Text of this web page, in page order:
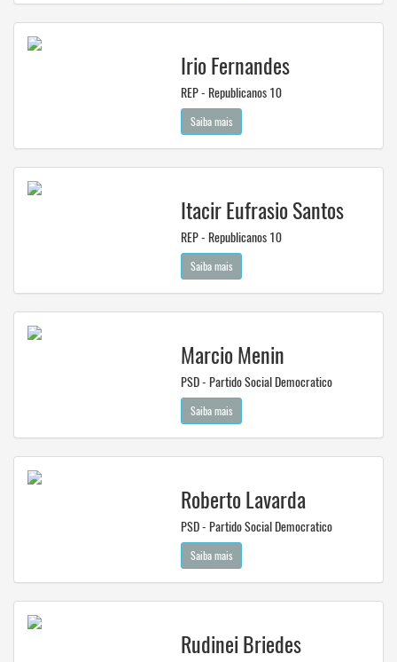
Irio Fernandes
REP - Republicanos 10
Saiba mais
Itacir Eufrasio Santos
REP - Republicanos 10
Saiba mais
Marcio Menin
PSD - Partido Social Democratico
Saiba mais
Roberto Lavarda
PSD - Partido Social Democratico
Saiba mais
Rudinei Briedes